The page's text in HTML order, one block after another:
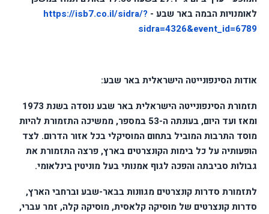
לאומנויות הבמה באר שבע - https://isb7.co.il/sidra/?
sidra=4326&event_id=6789
אודות הסינפונייטה הישראלית באר שבע:
תזמורת הסינפונייטה הישראלית באר שבע נוסדה בשנת 1973
ומאז ועד היום, בעונתה ה-53 במספר, ממשיכה התזמורת להיות
מוסד התרבות המוביל בתחום המוסיקלי בכל אזור הדרום. לצד
הופעותיה על כל בימות הקונצרטים בארץ, פרצה התזמורת את
גבולות סביבתה והפכה לגוף אמנותי בעל מוניטין בינלאומי.
לתזמורת סדרות קונצרטים מגוונות בבאר-שבע וברחבי הארץ,
סדרות קונצרטים של מוסיקה קלאסית, מוסיקה קלה, זמר עברי,